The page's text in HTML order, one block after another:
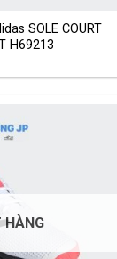
SOLE COURT
H69213
HÀNG